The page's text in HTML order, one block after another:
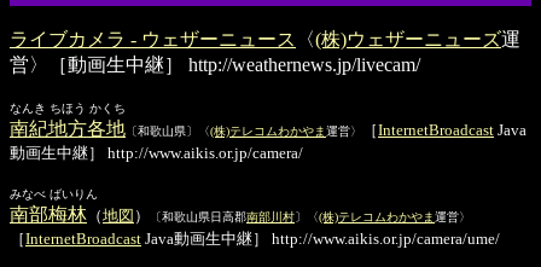
ライブカメラ - ウェザーニュース 〈(株)ウェザーニューズ運
営〉［動画生中継］
http://weathernews.jp/livecam/
なんき ちほう かくち
南紀地方各地 〔和歌山県〕〈(株)テレコムわかやま運営〉 ［InternetBroadcast Java
動画生中継］ http://www.aikis.or.jp/camera/
みなべ ばいりん
南部梅林 （地図 ） 〔和歌山県日高郡南部川村〕〈(株)テレコムわかやま運営〉
［InternetBroadcast Java動画生中継］ http://www.aikis.or.jp/camera/ume/